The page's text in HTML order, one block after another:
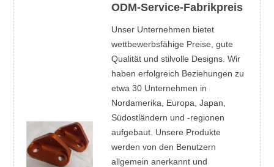
ODM-Service-Fabrikpreis
Unser Unternehmen bietet
wettbewerbsfähige Preise, gute
Qualität und stilvolle Designs. Wir
haben erfolgreich Beziehungen zu
etwa 30 Unternehmen in
Nordamerika, Europa, Japan,
Südostländern und -regionen
aufgebaut. Unsere Produkte
werden von den Benutzern
allgemein anerkannt und